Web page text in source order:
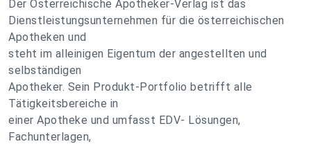
Der Österreichische Apotheker-Verlag ist das
Dienstleistungsunternehmen für die österreichischen
Apotheken und
steht im alleinigen Eigentum der angestellten und
selbständigen
Apotheker. Sein Produkt-Portfolio betrifft alle
Tätigkeitsbereiche in
einer Apotheke und umfasst EDV- Lösungen,
Fachunterlagen,